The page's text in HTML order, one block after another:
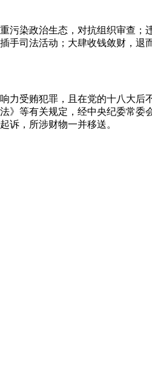
染政治生态，对抗组织审查
司法活动；大肆收钱敛财，退
受贿犯罪，且在党的十八大
等有关规定，经中央纪委常
诉，所涉财物一并移送。